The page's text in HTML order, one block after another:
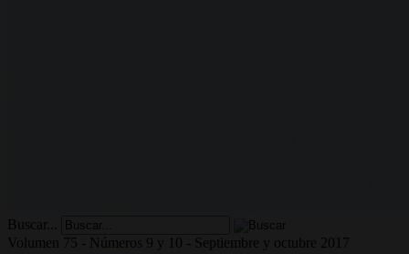
Buscar...
Volumen 75 - Números 9 y 10 - Septiembre y octubre 2017